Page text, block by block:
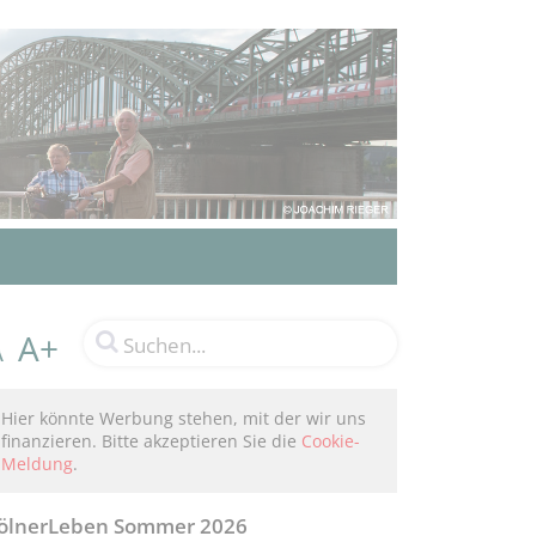
A+
Hier könnte Werbung stehen, mit der wir uns
finanzieren. Bitte akzeptieren Sie die Cookie-
Meldung.
Sommer 2026